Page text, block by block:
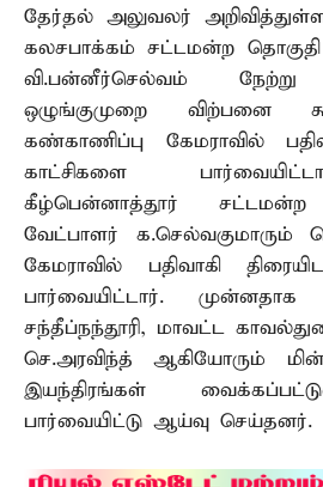
தேர்தல் அலுவலர்
கலசபாக்கம் சட்டமன்ற
வி.பன்னீர்செல்வம்
ஒழுங்குமுறை விற்பனை
கண்காணிப்பு கேமராவில்
காட்சிகளை
கீழ்பென்னாத்தூர்
வேட்பாளர் க.செல்வகுமாரும்
கேமராவில் பதிவாகி
பார்வையிட்டார்.
சந்தீப்நந்தூரி, மாவட்ட
செ.அரவிந்த் ஆகியோரும்
இயந்திரங்கள்
பார்வையிட்டு ஆய்வு செய்தனர்.